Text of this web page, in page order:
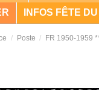
INFOS FÊTE
Poste FR 1950-1959